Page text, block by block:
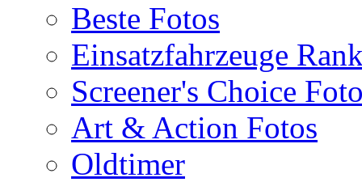
Beste Fotos
Einsatzfahrzeuge
Screener's Choice
Art & Action Fotos
Oldtimer